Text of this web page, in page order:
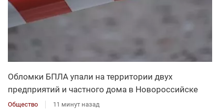
Обломки БПЛА упали на территории двух
предприятий и частного дома в Новороссийске
Общество 11 минут назад